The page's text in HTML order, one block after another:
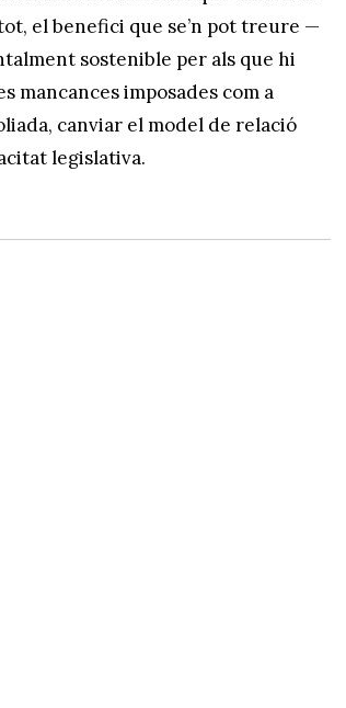
el benefici que se’n pot treure —
sostenible per als que hi
mancances imposades com a
canviar el model de relació
legislativa.